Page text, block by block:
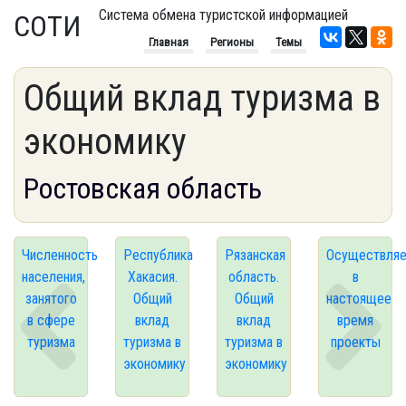
СОТИ Система обмена туристской информацией
Главная Регионы Темы
Общий вклад туризма в
экономику
Ростовская область
Численность
населения,
занятого
в сфере
туризма
Республика
Хакасия.
Общий
вклад
туризма в
экономику
Рязанская
область.
Общий
вклад
туризма в
экономику
в
настоящее
время
проекты